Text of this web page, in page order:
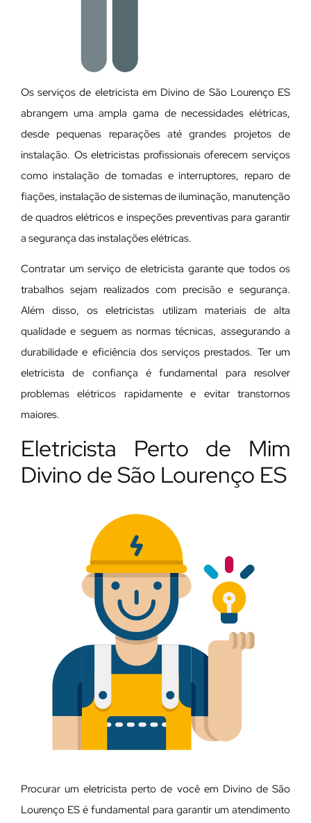
Os serviços de eletricista em Divino de São Lourenço ES
abrangem uma ampla gama de necessidades elétricas,
desde pequenas reparações até grandes projetos de
instalação. Os eletricistas profissionais oferecem serviços
como instalação de tomadas e interruptores, reparo de
fiações, instalação de sistemas de iluminação, manutenção
de quadros elétricos e inspeções preventivas para garantir
a segurança das instalações elétricas.
Contratar um serviço de eletricista garante que todos os
trabalhos sejam realizados com precisão e segurança.
Além disso, os eletricistas utilizam materiais de alta
qualidade e seguem as normas técnicas, assegurando a
durabilidade e eficiência dos serviços prestados. Ter um
eletricista de confiança é fundamental para resolver
problemas elétricos rapidamente e evitar transtornos
maiores.
Eletricista Perto de Mim
Divino de São Lourenço ES
Procurar um eletricista perto de você em Divino de São
Lourenço ES é fundamental para garantir um atendimento